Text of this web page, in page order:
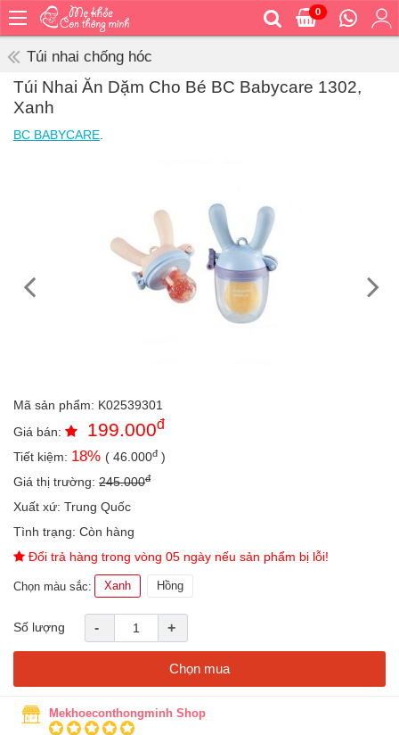
0
Bé
ăn
vệ
ngoài
an
toàn
Bé
tắm
Bé
mà
học
Dành
Dành
Đồ
dùng
Túi nhai chống hóc
Túi Nhai Ăn Dặm Cho Bé BC Babycare 1302,
Xanh
BC BABYCARE
Mã sản phẩm: K02539301
Giá bán:
199.000đ
Tiết kiệm: 18% ( 46.000đ )
Giá thị trường: 245.000đ
Xuất xứ: Trung Quốc
Tình trạng: Còn hàng
Đổi trả hàng trong vòng 05 ngày nếu sản phẩm bị lỗi!
Chọn màu sắc: Xanh Hồng
Số lượng - +
Chọn mua
Mekhoeconthongminh Shop